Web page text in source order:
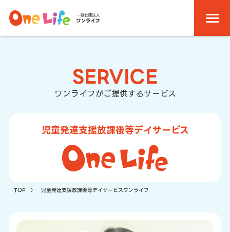
SERVICE
ワンライフがご提供するサービス
児童発達支援放課後等デイサービス
TOP 〉 児童発達支援放課後等デイサービスワンライフ